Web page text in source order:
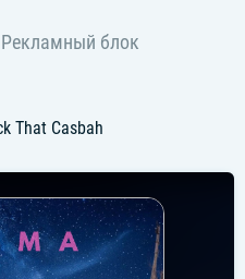
That Casbah